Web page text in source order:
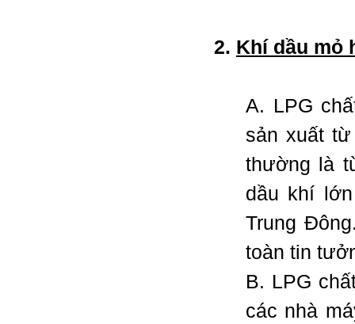
2. Khí dầu mỏ
A. LPG
sản xuất
thường là
dầu khí
Trung
toàn tin
B. LPG
các nhà